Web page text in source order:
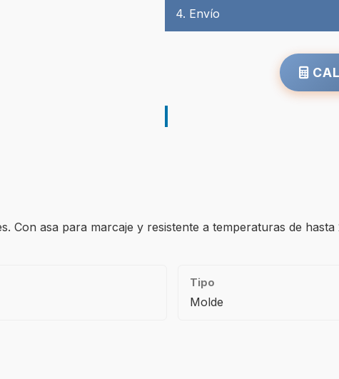
4. Envío
Con asa para marcaje y resistente a temperaturas de hasta
Tipo
Molde